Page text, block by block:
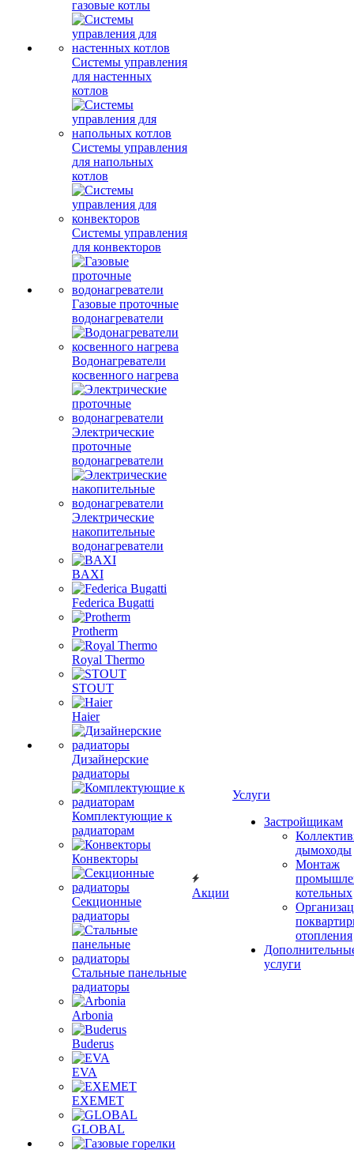
газовые котлы
Системы управления
для настенных
котлов
Системы управления
для напольных
котлов
Системы управления
для конвекторов
Газовые проточные
водонагреватели
Водонагреватели
косвенного нагрева
Электрические
проточные
водонагреватели
Электрические
накопительные
водонагреватели
BAXI
Federica Bugatti
Protherm
Royal Thermo
STOUT
Haier
Дизайнерские
радиаторы
Комплектующие к
радиаторам
Конвекторы
Секционные
радиаторы
Стальные панельные
радиаторы
Arbonia
Buderus
EVA
EXEMET
GLOBAL
Акции
Услуги
Застройщикам
дымоходы
Монтаж
котельных
отопления
услуги